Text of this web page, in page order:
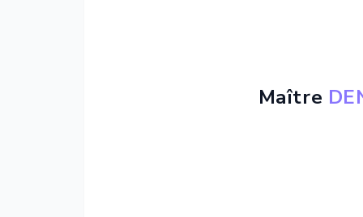
Maître